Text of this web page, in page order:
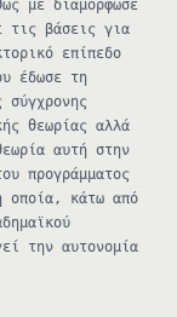
με διαμόρφωσε
τις βάσεις για
επίπεδο
έδωσε τη
σύγχρονης
θεωρίας αλλά
αυτή στην
προγράμματος
οποία, κάτω από
την αυτονομία